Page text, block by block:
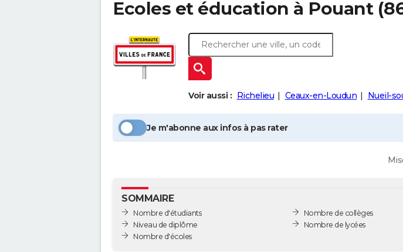
Ecoles et éducation à Pouant
Voir aussi : Richelieu Ceaux-en-Loudun Nueil-
Je m'abonne aux infos à pas rater
SOMMAIRE
Nombre d'étudiants
Niveau de diplôme
Nombre d'écoles
Nombre de collèges
Nombre de lycées